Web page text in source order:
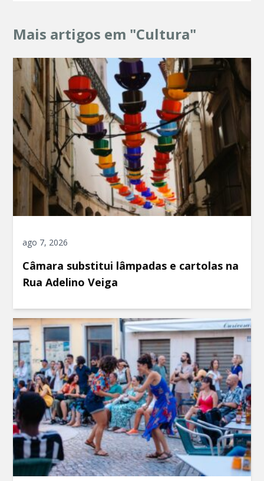
Mais artigos em "Cultura"
ago 7, 2026
Câmara substitui lâmpadas e cartolas na
Rua Adelino Veiga